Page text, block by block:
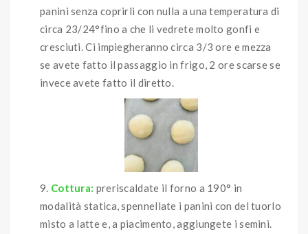
panini senza coprirli con nulla a una temperatura di
circa 23/24°fino a che li vedrete molto gonfi e
cresciuti. Ci impiegheranno circa 3/3 ore e mezza
se avete fatto il passaggio in frigo, 2 ore scarse se
invece avete fatto il diretto.
Cottura: preriscaldate il forno a 190° in
modalità statica, spennellate i panini con del tuorlo
misto a latte e, a piacimento, aggiungete i semini.